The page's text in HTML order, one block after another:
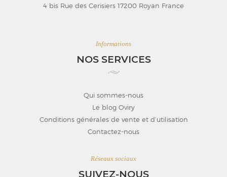
4 bis Rue des Cerisiers 17200 Royan France
Informations
NOS SERVICES
Qui sommes-nous
Le blog Oviry
Conditions générales de vente et d’utilisation
Contactez-nous
Réseaux sociaux
SUIVEZ-NOUS